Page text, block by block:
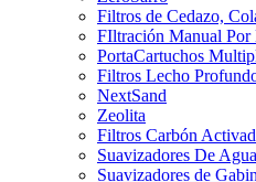
Filtros de Cedazo,
FIltración Manual Por
PortaCartuchos
Filtros Lecho
NextSand
Zeolita
Filtros Carbón
Suavizadores De Agua
Suavizadores de